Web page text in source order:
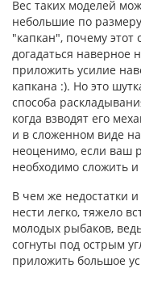
Вес таких моделей
небольшие по
"капкан", почему этот
догадаться наверное
приложить усилие
капкана :). Но это
способа
когда взводят его
и в сложенном виде
неоценимо, если ваш
необходимо сложить
В чем же недостатки
нести легко, тяжело
молодых рыбаков,
согнуты под острым
приложить большое